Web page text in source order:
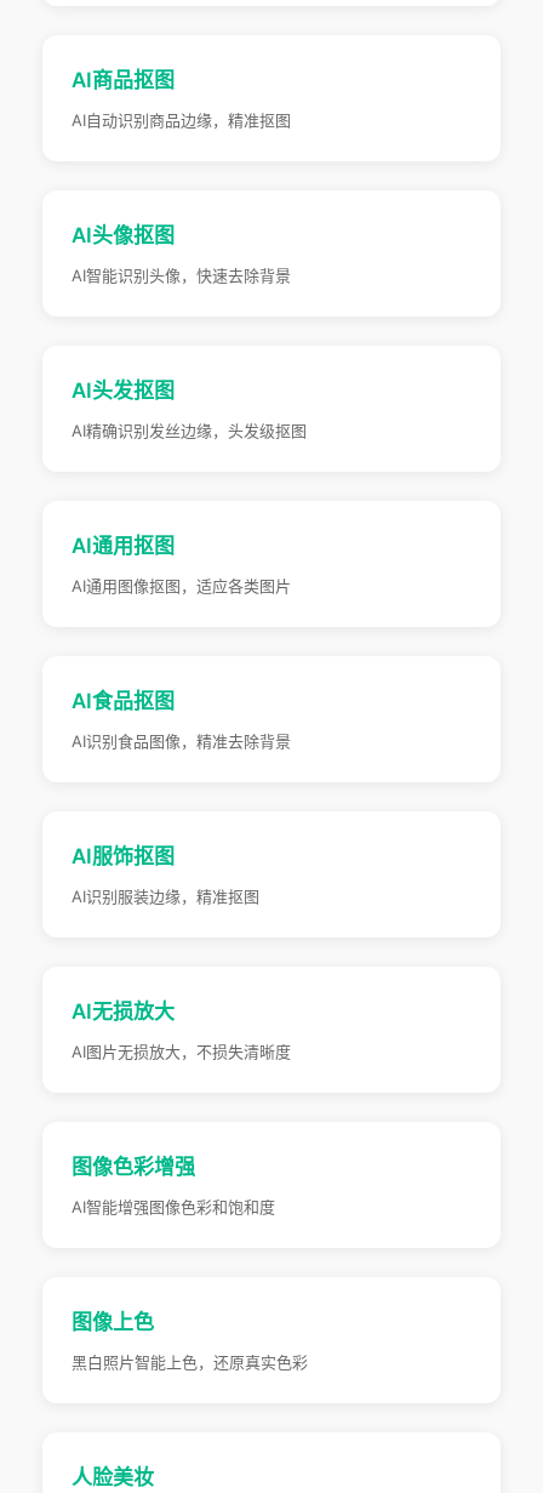
AI商品抠图
AI自动识别商品边缘，精准抠图
AI头像抠图
AI智能识别头像，快速去除背景
AI头发抠图
AI精确识别发丝边缘，头发级抠图
AI通用抠图
AI通用图像抠图，适应各类图片
AI食品抠图
AI识别食品图像，精准去除背景
AI服饰抠图
AI识别服装边缘，精准抠图
AI无损放大
AI图片无损放大，不损失清晰度
图像色彩增强
AI智能增强图像色彩和饱和度
图像上色
黑白照片智能上色，还原真实色彩
人脸美妆